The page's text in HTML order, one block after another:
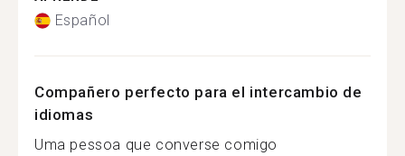
Español
Compañero perfecto para el intercambio de
idiomas
Uma pessoa que converse comigo